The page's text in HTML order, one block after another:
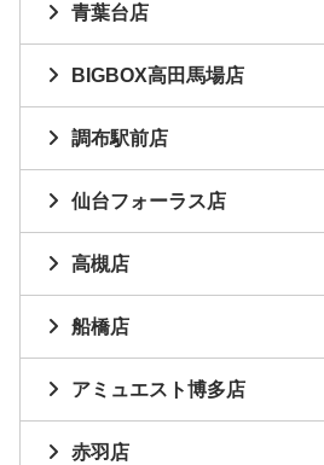
青葉台店
BIGBOX高田馬場店
調布駅前店
仙台フォーラス店
高槻店
船橋店
アミュエスト博多店
赤羽店